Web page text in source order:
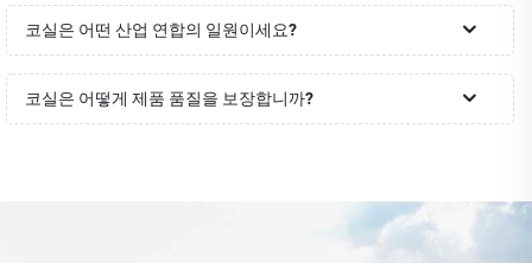
코실은 어떤 산업 연합의 일원이세요?
코실은 어떻게 제품 품질을 보장합니까?